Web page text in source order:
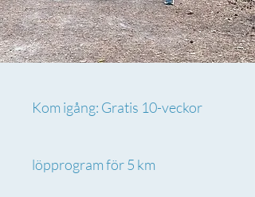
Kom igång: Gratis 10-veckor
löpprogram för 5 km